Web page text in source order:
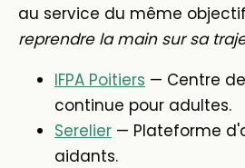
au service du même
reprendre la main sur sa
IFPA Poitiers — Centre
continue pour adultes.
Serelier — Plateforme
aidants.